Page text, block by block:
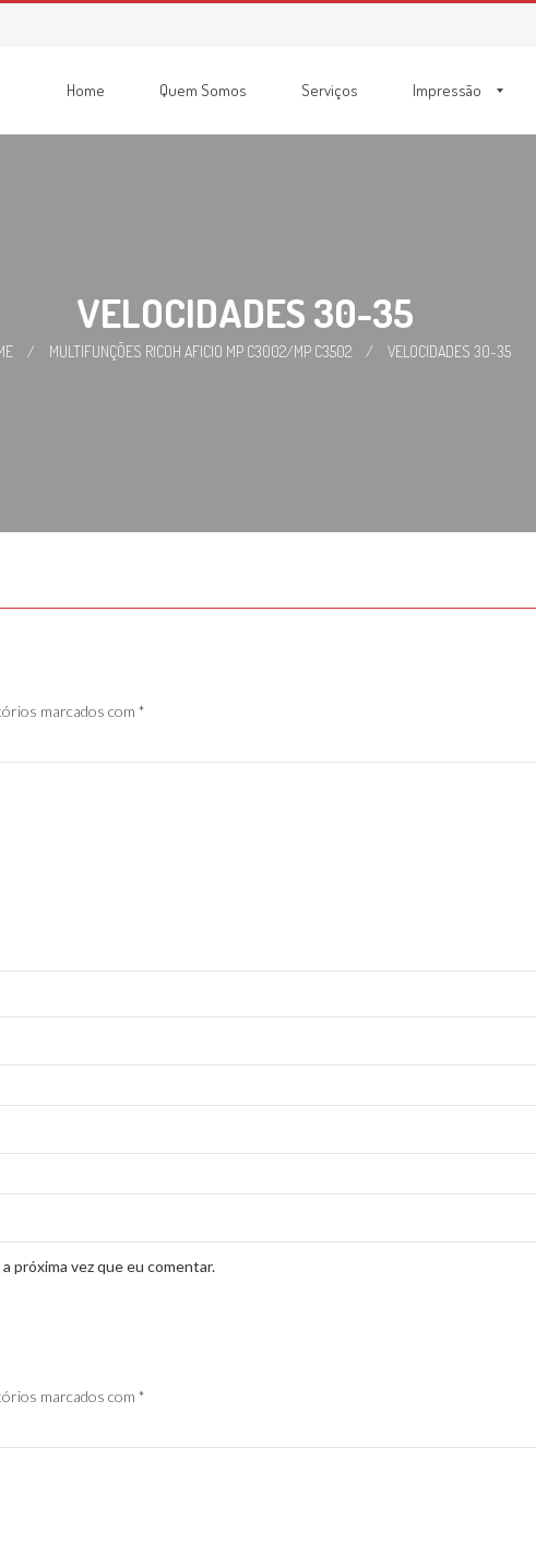
Home Quem Somos Serviços Impressão
VELOCIDADES 30-35
/ MULTIFUNÇÕES RICOH AFICIO MP C3002/MP C3502 / VELOCIDADES 30-35
marcados com *
próxima vez que eu comentar.
marcados com *